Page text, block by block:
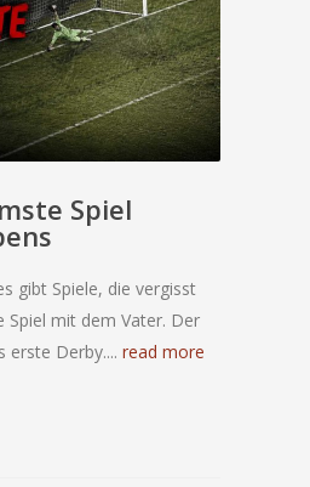
Spiel
gibt Spiele, die vergisst
Spiel mit dem Vater. Der
erste Derby.... read more